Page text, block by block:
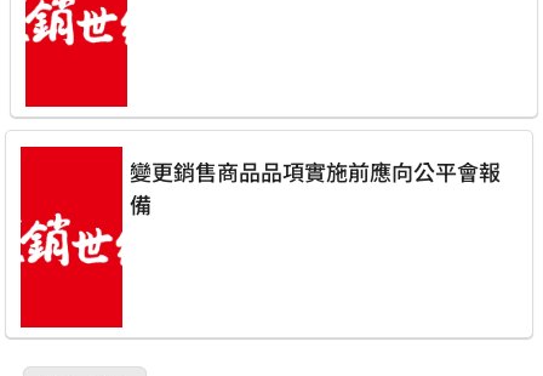
變更銷售商品品項實施前應向公平會報
備